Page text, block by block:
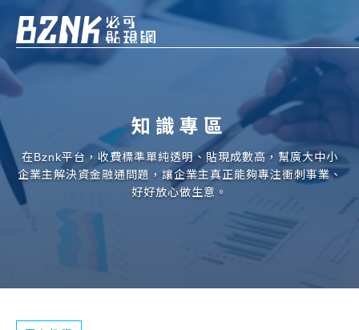
Bznk 必可貼現網
申貸
企業融資
註冊 登入
知識專區
在Bznk平台，收費標準單純透明、貼現成數高，幫廣大中小
企業主解決資金融通問題，讓企業主真正能夠專注衝刺事業、
好好放心做生意。